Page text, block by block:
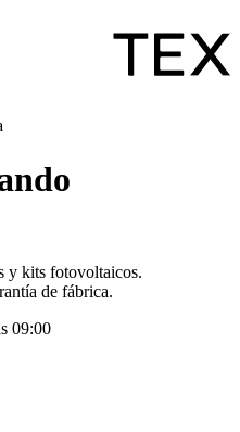
y kits fotovoltaicos.
de fábrica.
09:00